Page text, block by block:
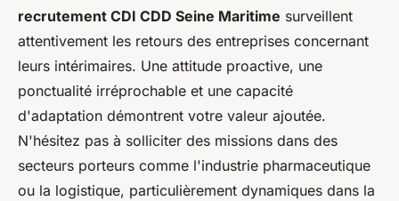
recrutement CDI CDD Seine Maritime surveillent
attentivement les retours des entreprises concernant
leurs intérimaires. Une attitude proactive, une
ponctualité irréprochable et une capacité
d'adaptation démontrent votre valeur ajoutée.
N'hésitez pas à solliciter des missions dans des
secteurs porteurs comme l'industrie pharmaceutique
ou la logistique, particulièrement dynamiques dans la